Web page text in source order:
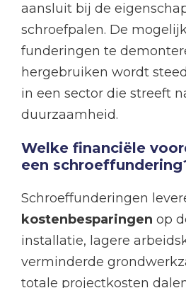
aansluit bij de
schroefpalen. De
funderingen te
hergebruiken wordt
in een sector die streeft
duurzaamheid.
Welke financiële
een
Schroeffunderingen
kostenbesparingen op
installatie, lagere
verminderde
totale projectkosten